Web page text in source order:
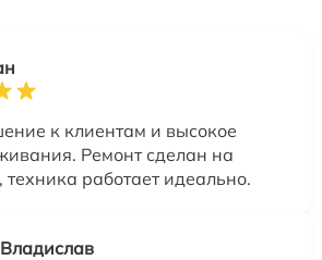
к клиентам и высокое
Ремонт сделан на
работает идеально.